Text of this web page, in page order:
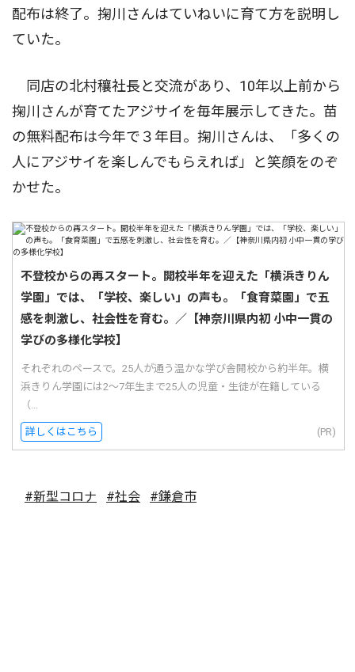
配布は終了。掬川さんはていねいに育て方を説明し
ていた。
同店の北村穰社長と交流があり、10年以上前から
掬川さんが育てたアジサイを毎年展示してきた。苗
の無料配布は今年で３年目。掬川さんは、「多くの
人にアジサイを楽しんでもらえれば」と笑顔をのぞ
かせた。
不登校からの再スタート。開校半年を迎えた「横浜きりん
学園」では、「学校、楽しい」の声も。「食育菜園」で五
感を刺激し、社会性を育む。／【神奈川県内初 小中一貫の
学びの多様化学校】
それぞれのペースで。25人が通う温かな学び舎開校から約半年。横
浜きりん学園には2〜7年生まで25人の児童・生徒が在籍している
（...
詳しくはこちら (PR)
#新型コロナ #社会 #鎌倉市